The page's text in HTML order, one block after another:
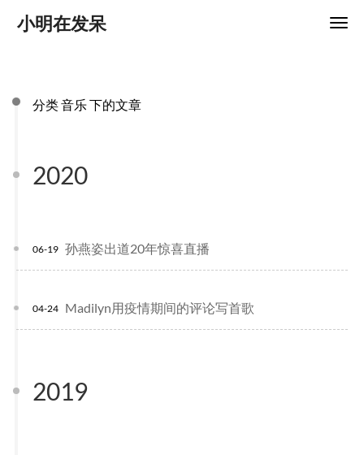
小明在发呆
分类 音乐 下的文章
2020
孙燕姿出道20年惊喜直播
06-19
Madilyn用疫情期间的评论写首歌
04-24
2019